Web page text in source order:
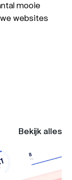
mooie
websites
Bekijk alles